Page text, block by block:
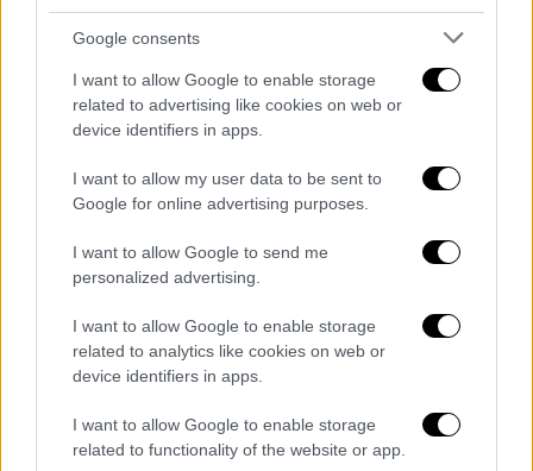
Google consents
I want to allow Google to enable storage
related to advertising like cookies on web or
device identifiers in apps.
I want to allow my user data to be sent to
Google for online advertising purposes.
I want to allow Google to send me
personalized advertising.
I want to allow Google to enable storage
related to analytics like cookies on web or
device identifiers in apps.
I want to allow Google to enable storage
related to functionality of the website or app.
Όπως μεταδίδει το AFP, ο Πεσκόφ
χαρακτήρισε τις δηλώσεις του Τραμπ
«ιδιαιτέρως σημαντικές». Ο Τραμπ
υποστήριξε ακόμη ότι η Ρωσία βρίσκεται σε
αφορά τις συζητήσεις για τον τερματισμό
της σύγκρουσης, επικαλούμενος το μέγεθος
και το ειδικό βάρος της χώρας, ενώ
επανέλαβε ότι, κατά την άποψή του, η
Ουκρανία δεν πρόκειται να ενταχθεί στο
ΝΑΤΟ.
Τα σχολιά σας δημοσιεύονται άμεσα με δική σας ευθύνη. Το
ΕΘΝΟΣ θα παρεμβαίνει και τα προσβλητικά σχόλια θα